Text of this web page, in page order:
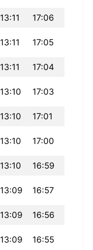
13:11 17:06
13:11 17:05
13:11 17:04
13:10 17:03
13:10 17:01
13:10 17:00
13:10 16:59
13:09 16:57
13:09 16:56
13:09 16:55